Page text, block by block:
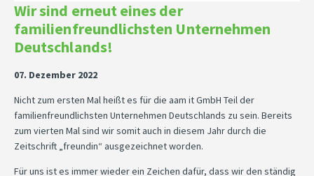
Wir sind erneut eines der
familienfreundlichsten Unternehmen
Deutschlands!
07. Dezember 2022
Nicht zum ersten Mal heißt es für die aam it GmbH Teil der
familienfreundlichsten Unternehmen Deutschlands zu sein. Bereits
zum vierten Mal sind wir somit auch in diesem Jahr durch die
Zeitschrift „freundin“ ausgezeichnet worden.
Für uns ist es immer wieder ein Zeichen dafür, dass wir den ständig